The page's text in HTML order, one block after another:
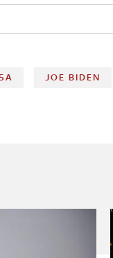
JOE BIDEN